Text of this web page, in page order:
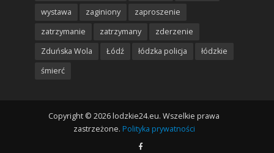
wystawa
zaginiony
zaproszenie
zatrzymanie
zatrzymany
zderzenie
Zduńska Wola
Łódź łódzka policja
łódzkie
śmierć
Copyright © 2026 lodzkie24.eu. Wszelkie prawa
zastrzeżone. Polityka prywatności